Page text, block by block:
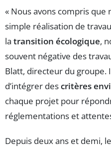
« Nous avons compris que
simple réalisation de
la transition écologique,
souvent négative des
Blatt, directeur du groupe.
d’intégrer descritères
chaque projet pour
réglementations et
Depuis deux ans et demi,